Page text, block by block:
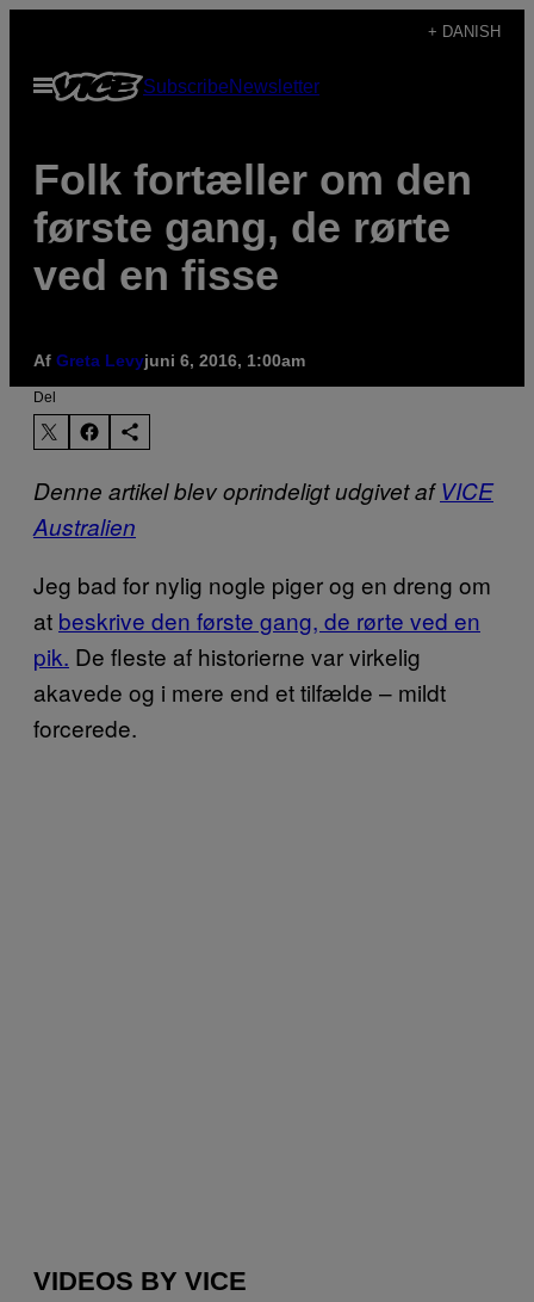
indhold
+ DANISH
Åbn
Menu
SubscribeNewsletter
Folk fortæller om den
første gang, de rørte
ved en fisse
Af Greta Levyjuni 6, 2016, 1:00am
Del
Denne artikel blev oprindeligt udgivet afVICE
Australien
Jeg bad for nylig nogle piger og en dreng om
at beskrive den første gang, de rørte ved en
pik. De fleste af historierne var virkelig
akavede og i mere end et tilfælde – mildt
forcerede.
VIDEOS BY VICE